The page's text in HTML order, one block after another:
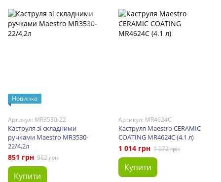
Новинка
Артикул: MR3530-22
Каструля зі складними
ручками Maestro MR3530-
22/4,2л
851 грн 962 грн
Купити
Артикул: MR4624С
Каструля Maestro CERAMIC
COATING MR4624С (4.1 л)
1 014 грн 1 072 грн
Купити